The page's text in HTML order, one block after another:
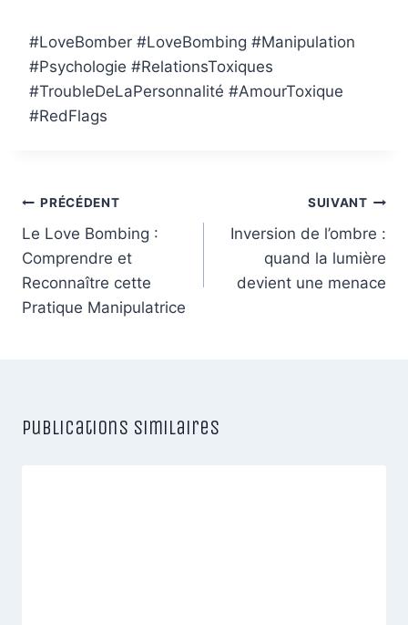
#LoveBomber #LoveBombing #Manipulation
#Psychologie #RelationsToxiques
#TroubleDeLaPersonnalité #AmourToxique
#RedFlags
Navigation
de
l’article
PRÉCÉDENT
Le Love Bombing :
Comprendre et
Reconnaître cette
Pratique Manipulatrice
SUIVANT
Inversion de l’ombre :
quand la lumière
devient une menace
Publications similaires